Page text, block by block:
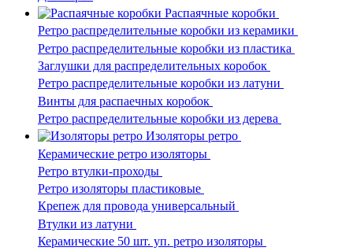
Распаячные коробки
Ретро распределительные коробки из керамики
Ретро распределительные коробки из пластика
Заглушки для распределительных коробок
Ретро распределительные коробки из латуни
Винты для распаечных коробок
Ретро распределительные коробки из дерева
Изоляторы ретро
Керамические ретро изоляторы
Ретро втулки-проходы
Ретро изоляторы пластиковые
Крепеж для провода универсальный
Втулки из латуни
Керамические 50 шт. уп. ретро изоляторы